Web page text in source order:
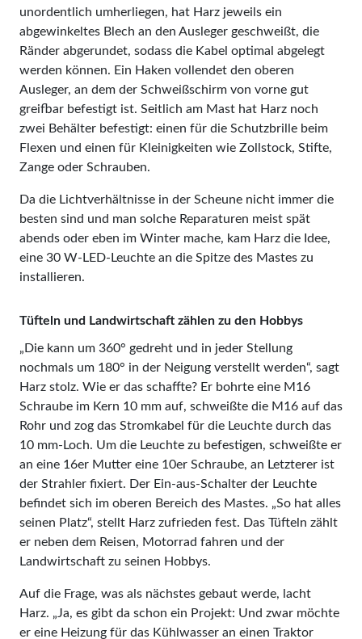
unordentlich umherliegen, hat Harz jeweils ein
abgewinkeltes Blech an den Ausleger geschweißt, die
Ränder abgerundet, sodass die Kabel optimal abgelegt
werden können. Ein Haken vollendet den oberen
Ausleger, an dem der Schweißschirm von vorne gut
greifbar befestigt ist. Seitlich am Mast hat Harz noch
zwei Behälter befestigt: einen für die Schutzbrille beim
Flexen und einen für Kleinigkeiten wie Zollstock, Stifte,
Zange oder Schrauben.
Da die Lichtverhältnisse in der Scheune nicht immer die
besten sind und man solche Reparaturen meist spät
abends oder eben im Winter mache, kam Harz die Idee,
eine 30 W-LED-Leuchte an die Spitze des Mastes zu
installieren.
Tüfteln und Landwirtschaft zählen zu den Hobbys
„Die kann um 360° gedreht und in jeder Stellung
nochmals um 180° in der Neigung verstellt werden“, sagt
Harz stolz. Wie er das schaffte? Er bohrte eine M16
Schraube im Kern 10 mm auf, schweißte die M16 auf das
Rohr und zog das Stromkabel für die Leuchte durch das
10 mm-Loch. Um die Leuchte zu befestigen, schweißte er
an eine 16er Mutter eine 10er Schraube, an Letzterer ist
der Strahler fixiert. Der Ein-aus-Schalter der Leuchte
befindet sich im oberen Bereich des Mastes. „So hat alles
seinen Platz“, stellt Harz zufrieden fest. Das Tüfteln zählt
er neben dem Reisen, Motorrad fahren und der
Landwirtschaft zu seinen Hobbys.
Auf die Frage, was als nächstes gebaut werde, lacht
Harz. „Ja, es gibt da schon ein Projekt: Und zwar möchte
er eine Heizung für das Kühlwasser an einen Traktor